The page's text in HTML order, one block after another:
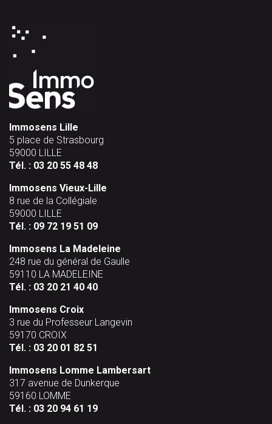
Immosens Lille
5 place de Strasbourg
59000 LILLE
Tél. : 03 20 55 48 48
Immosens Vieux-Lille
8 rue de la Collégiale
59000 LILLE
Tél. : 09 72 19 51 09
Immosens La Madeleine
248 rue du général de Gaulle
59110 LA MADELEINE
Tél. : 03 20 21 40 40
Immosens Croix
3 rue du Professeur Langevin
59170 CROIX
Tél. : 03 20 01 82 51
Immosens Lomme Lambersart
317 avenue de Dunkerque
59160 LOMME
Tél. : 03 20 94 61 19